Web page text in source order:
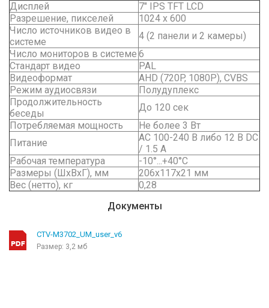
Дисплей
7" IPS TFT LCD
Разрешение, пикселей
1024 x 600
Число источников видео в
системе
4 (2 панели и 2 камеры)
Число мониторов в системе 6
Стандарт видео
PAL
Видеоформат
AHD (720P, 1080P), CVBS
Режим аудиосвязи
Полудуплекс
Продолжительность
беседы
До 120 сек
Потребляемая мощность
Не более 3 Вт
Питание
АС 100-240 В либо 12 В DC
/ 1.5 А
Рабочая температура
-10°...+40°С
Размеры (ШхВхГ), мм
206x117x21 мм
Вес (нетто), кг
0,28
Документы
CTV-M3702_UM_user_v6
Размер: 3,2 мб